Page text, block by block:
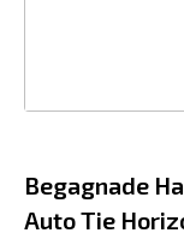
Begagnade
Auto Tie